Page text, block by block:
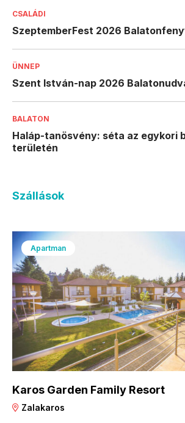
CSALÁDI
SzeptemberFest 2026
ÜNNEP
Szent István-nap 2026
BALATON
Haláp-tanösvény: séta az egykori
területén
Szállások
Apartman
Karos Garden Family Resort
Zalakaros